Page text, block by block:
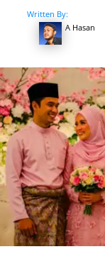
Written By:
A Hasan